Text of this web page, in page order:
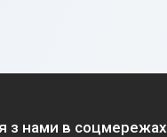
з нами в соцмережах